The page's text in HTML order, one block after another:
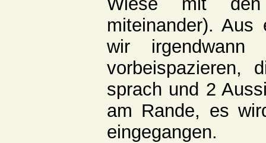
miteinander). Aus
wir
vorbeispazieren,
sprach und 2
am Rande, es
eingegangen.